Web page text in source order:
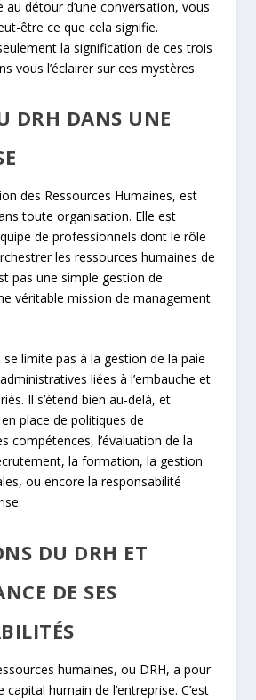
détour d’une conversation, vous
être ce que cela signifie.
la signification de ces trois
vous l’éclairer sur ces mystères.
DRH DANS UNE
des Ressources Humaines, est
toute organisation. Elle est
de professionnels dont le rôle
les ressources humaines de
pas une simple gestion de
véritable mission de management
se limite pas à la gestion de la paie
liées à l’embauche et
Il s’étend bien au-delà, et
place de politiques de
compétences, l’évaluation de la
la formation, la gestion
ou encore la responsabilité
DU DRH ET
DE SES
humaines, ou DRH, a pour
humain de l’entreprise. C’est